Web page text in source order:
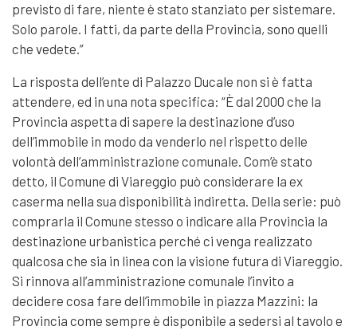
previsto di fare, niente è stato stanziato per sistemare.
Solo parole. I fatti, da parte della Provincia, sono quelli
che vedete.”
La risposta dell’ente di Palazzo Ducale non si è fatta
attendere, ed in una nota specifica: “È dal 2000 che la
Provincia aspetta di sapere la destinazione d’uso
dell’immobile in modo da venderlo nel rispetto delle
volontà dell’amministrazione comunale. Com’è stato
detto, il Comune di Viareggio può considerare la ex
caserma nella sua disponibilità indiretta. Della serie: può
comprarla il Comune stesso o indicare alla Provincia la
destinazione urbanistica perché ci venga realizzato
qualcosa che sia in linea con la visione futura di Viareggio.
Si rinnova all’amministrazione comunale l’invito a
decidere cosa fare dell’immobile in piazza Mazzini: la
Provincia come sempre è disponibile a sedersi al tavolo e